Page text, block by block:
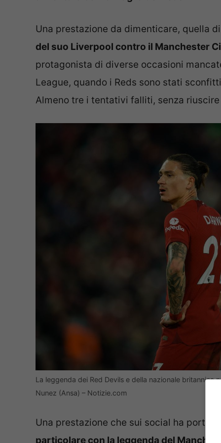
Una prestazione da dimenticare, quella di
del suo Liverpool contro il Manchester
protagonista di diverse occasioni
League, quando i Reds sono stati
Almeno tre i tentativi falliti, senza
La leggenda dei Red Devils e della nazionale
Nunez (Ansa) – Notizie.com
Una prestazione che sui social ha portato
particolare con la leggenda del